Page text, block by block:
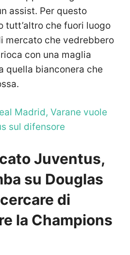
assist. Per questo
tutt’altro che fuori luogo
mercato che vedrebbero
con una maglia
quella bianconera che
Madrid, Varane vuole
sul difensore
Juventus,
su Douglas
di
la Champions